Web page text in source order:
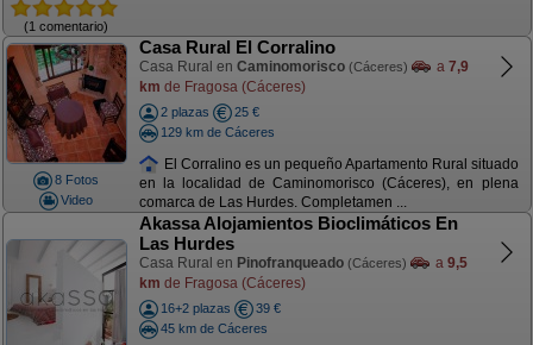
(1 comentario)
8 Fotos
Video
Casa Rural El Corralino
Casa Rural en Caminomorisco (Cáceres) a 7,9
km de Fragosa (Cáceres)
2 plazas
25 €
129 km de Cáceres
El Corralino es un pequeño Apartamento Rural situado
en la localidad de Caminomorisco (Cáceres), en plena
comarca de Las Hurdes. Completamen ...
Akassa Alojamientos Bioclimáticos En
Las Hurdes
Casa Rural en Pinofranqueado (Cáceres) a 9,5
km de Fragosa (Cáceres)
16+2 plazas
39 €
45 km de Cáceres